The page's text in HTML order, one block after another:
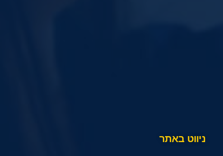
ניווט באתר